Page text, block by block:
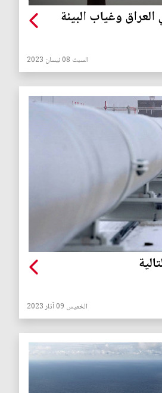
وغياب البيئة
السبت 08 نيسان 2023
الخميس 09 آذار 2023